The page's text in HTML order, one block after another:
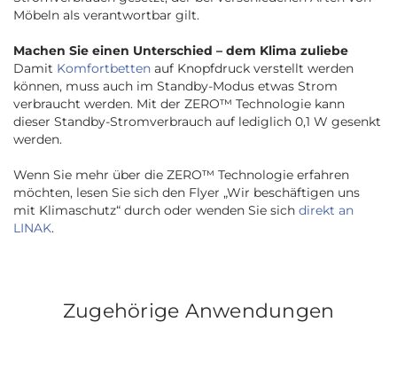
Möbeln als verantwortbar gilt.
Machen Sie einen Unterschied – dem Klima zuliebe
Damit Komfortbetten auf Knopfdruck verstellt werden
können, muss auch im Standby-Modus etwas Strom
verbraucht werden. Mit der ZERO™ Technologie kann
dieser Standby-Stromverbrauch auf lediglich 0,1 W gesenkt
werden.
Wenn Sie mehr über die ZERO™ Technologie erfahren
möchten, lesen Sie sich den Flyer „Wir beschäftigen uns
mit Klimaschutz“ durch oder wenden Sie sich direkt an
LINAK.
Zugehörige Anwendungen